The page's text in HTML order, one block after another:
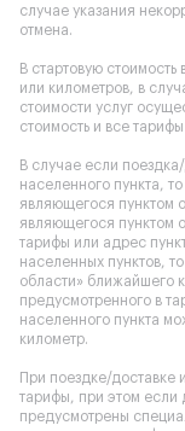
случае указания
отмена.
В стартовую
или километров, в
стоимости услуг
стоимость и все
В случае если
населенного пункта,
являющегося пунктом
являющегося пунктом
тарифы или адрес
населенных пунктов,
области» ближайшего
предусмотренного в
населенного пункта
километр.
При поездке/доставке
тарифы, при этом если
предусмотрены